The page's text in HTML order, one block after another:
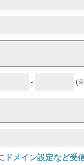
- (※
ドメイン設定など受